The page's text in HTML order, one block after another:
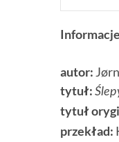
autor: Jørn
tytuł:
tytuł
przekład: